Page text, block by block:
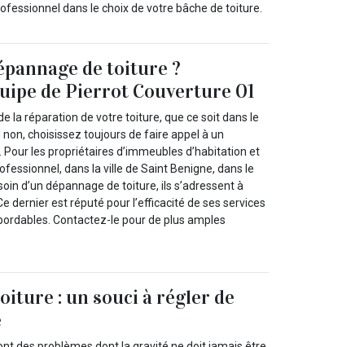
dans le choix de votre bâche de toiture.
de toiture ?
de Pierrot Couverture 01
la réparation de votre toiture, que ce soit dans le
non, choisissez toujours de faire appel à un
les propriétaires d’immeubles d’habitation et
dans la ville de Saint Benigne, dans le
d’un dépannage de toiture, ils s’adressent à
dernier est réputé pour l’efficacité de ses services
Contactez-le pour de plus amples
: un souci à régler de